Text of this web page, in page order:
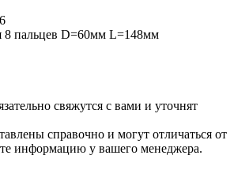
8 пальцев D=60мм L=148мм
свяжутся с вами и уточнят
справочно и могут отличаться от
информацию у вашего менеджера.